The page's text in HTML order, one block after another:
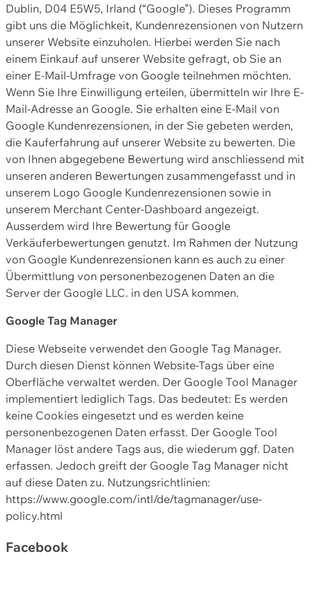
Dublin, D04 E5W5, Irland (“Google”). Dieses Programm
gibt uns die Möglichkeit, Kundenrezensionen von Nutzern
unserer Website einzuholen. Hierbei werden Sie nach
einem Einkauf auf unserer Website gefragt, ob Sie an
einer E-Mail-Umfrage von Google teilnehmen möchten.
Wenn Sie Ihre Einwilligung erteilen, übermitteln wir Ihre E-
Mail-Adresse an Google. Sie erhalten eine E-Mail von
Google Kundenrezensionen, in der Sie gebeten werden,
die Kauferfahrung auf unserer Website zu bewerten. Die
von Ihnen abgegebene Bewertung wird anschliessend mit
unseren anderen Bewertungen zusammengefasst und in
unserem Logo Google Kundenrezensionen sowie in
unserem Merchant Center-Dashboard angezeigt.
Ausserdem wird Ihre Bewertung für Google
Verkäuferbewertungen genutzt. Im Rahmen der Nutzung
von Google Kundenrezensionen kann es auch zu einer
Übermittlung von personenbezogenen Daten an die
Server der Google LLC. in den USA kommen.
Google Tag Manager
Diese Webseite verwendet den Google Tag Manager.
Durch diesen Dienst können Website-Tags über eine
Oberfläche verwaltet werden. Der Google Tool Manager
implementiert lediglich Tags. Das bedeutet: Es werden
keine Cookies eingesetzt und es werden keine
personenbezogenen Daten erfasst. Der Google Tool
Manager löst andere Tags aus, die wiederum ggf. Daten
erfassen. Jedoch greift der Google Tag Manager nicht
auf diese Daten zu. Nutzungsrichtlinien:
https://www.google.com/intl/de/tagmanager/use-
policy.html
Facebook